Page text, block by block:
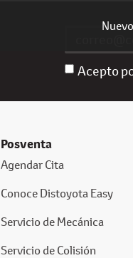
Acepto
Posventa
Agendar Cita
Conoce Distoyota Easy
Servicio de Mecánica
Servicio de Colisión